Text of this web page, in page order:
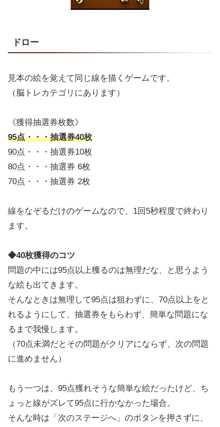
ドロー
見本の絵を覚えて同じ線を描くゲームです。
（脳トレカテゴリにあります）
《獲得抽選券枚数》
95点・・・抽選券40枚
90点・・・抽選券10枚
80点・・・抽選券 6枚
70点・・・抽選券 2枚
線をなぞるだけのゲームなので、1回5秒程度で終わり
ます。
◆40枚獲得のコツ
問題の中には95点以上獲るのは無理だな、と思うよう
な絵も出てきます。
そんなときは無理して95点は狙わずに、70点以上をと
れるようにして、抽選券をもらわず、簡単な問題にな
るまで我慢します。
（70点未満だとその問題がクリアにならず、次の問題
に進めません）
もう一つは、95点獲れそうな簡単な絵だったけど、ち
ょっと線がズレて95点に行かなかった場合。
そんな時は「次のステージへ」のボタンを押さずに、